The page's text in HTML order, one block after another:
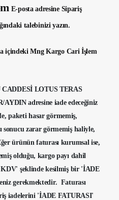
E-posta adresine Sipariş
talebinizi yazın.
içindeki Mng Kargo Cari İşlem
LOTUS TERAS
AYDINadresine iade edeceğiniz
paketi hasar görmemiş,
sonucu zarar görmemiş haliyle,
ürünün faturası kurumsal ise,
olduğu, kargo payı dahil
şeklinde kesilmiş bir 'İADE
gerekmektedir. Faturası
iadelerini 'İADE FATURASI'